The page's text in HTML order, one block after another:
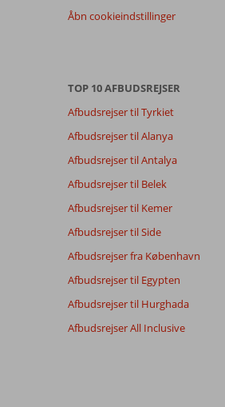
Sorter
dato (ny > gammel)
Åbn cookieindstillinger
TOP 10 AFBUDSREJSER
Afbudsrejser til Tyrkiet
Afbudsrejser til Alanya
Afbudsrejser til Antalya
Afbudsrejser til Belek
Afbudsrejser til Kemer
Afbudsrejser til Side
Afbudsrejser fra København
Afbudsrejser til Egypten
Afbudsrejser til Hurghada
Afbudsrejser All Inclusive